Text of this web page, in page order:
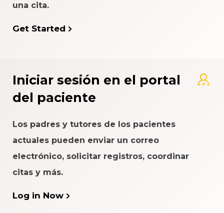
una cita.
Get Started
Iniciar sesión en el portal
del paciente
Los padres y tutores de los pacientes
actuales pueden enviar un correo
electrónico, solicitar registros, coordinar
citas y más.
Log in Now